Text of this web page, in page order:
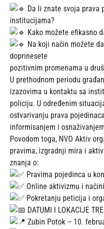
Da li znate svoja prava
institucijama?
Kako možete efikasno
Na koji način možete
doprinesete
pozitivnim promenama u
U prethodnom periodu
izazovima u kontaktu sa
policiju. U određenim
ostvarivanju prava
informisanjem i
Povodom toga, NVO Aktiv
pravima, izgradnji mira i
znanja o:
Pravima pojedinca u
Online aktivizmu i
Pokretanju peticija i
DATUMI I LOKACIJE
Zubin Potok – 10.